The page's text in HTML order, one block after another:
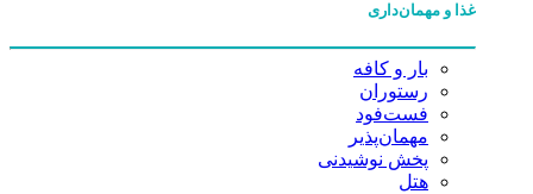
غذا و مهمان‌داری
بار و کافه
رستوران
فست‌فود
مهمان‌پذیر
پخش نوشیدنی
هتل